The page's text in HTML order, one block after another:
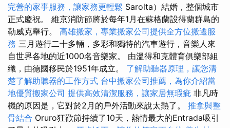
完善的家事服務，讓家務更輕鬆 Sarolta）結婚，整個城市
正式慶祝。 維京消防節將於每年1月在蘇格蘭設得蘭群島的
勒威克舉行。 高雄搬家，專業搬家公司提供全方位搬遷服
務 三月遊行二十多輛，多彩和獨特的汽車遊行，音樂人來
自世界各地的近1000名音樂家。 由溫得和克體育俱樂部組
織，由德國移民於1951年成立。 了解助聽器原理，讓您清
楚了解助聽器的工作方式 台中搬家公司推薦，為你介紹當
地優質搬家公司 提供高效清潔服務，讓家居無瑕疵 非凡時
機的原因是，它對於2月的戶外活動來說太熱了。 推拿與整
骨結合 Oruro狂歡節持續了10天，熱情最大的Entrada吸引